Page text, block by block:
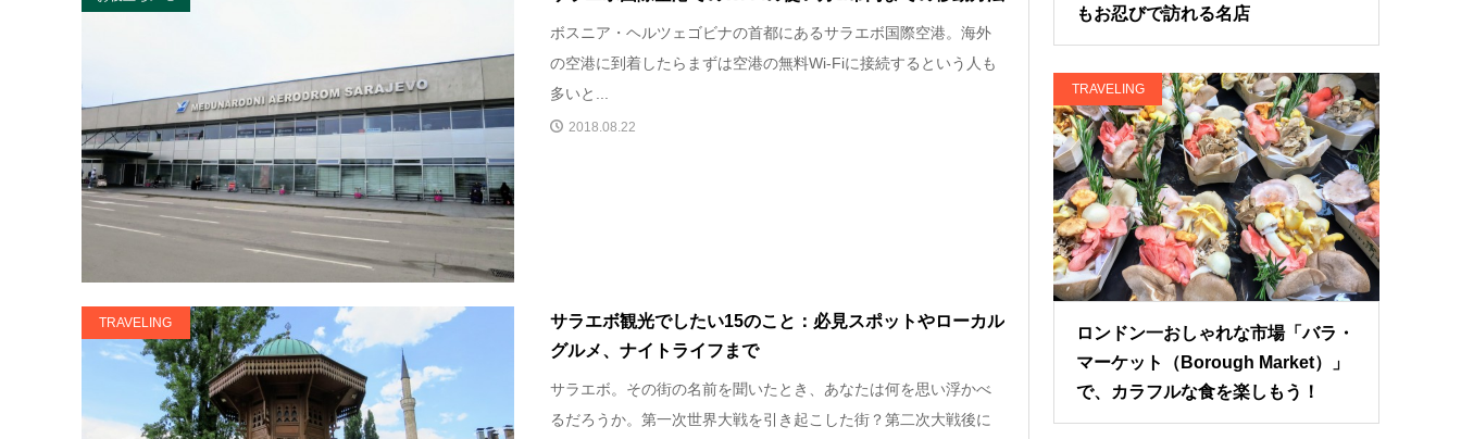
ボスニア・ヘルツェゴビナの首都にあるサラエボ国際空港。海外
の空港に到着したらまずは空港の無料Wi-Fiに接続するという人も
多いと...
2018.08.22
TRAVELING
サラエボ観光でしたい15のこと：必見スポットやローカル
グルメ、ナイトライフまで
サラエボ。その街の名前を聞いたとき、あなたは何を思い浮かべ
るだろうか。第一次世界大戦を引き起こした街？第二次大戦後に
もお忍びで訪れる名店
TRAVELING
ロンドン一おしゃれな市場「バラ・
マーケット（Borough Market）」
で、カラフルな食を楽しもう！